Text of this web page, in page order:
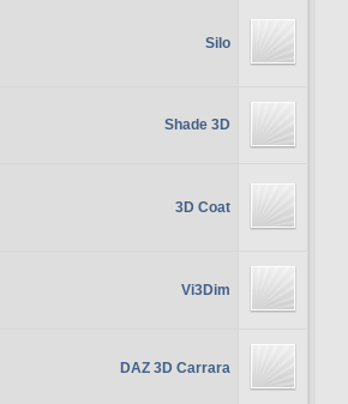
Silo
Shade 3D
3D Coat
Vi3Dim
DAZ 3D Carrara